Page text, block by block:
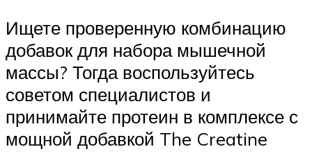
Ищете проверенную комбинацию
добавок для набора мышечной
массы? Тогда воспользуйтесь
советом специалистов и
принимайте протеин в комплексе с
мощной добавкой The Creatine